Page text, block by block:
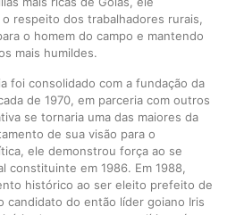
respeito dos trabalhadores rurais,
o homem do campo e mantendo
mais humildes.
foi consolidado com a fundação da
de 1970, em parceria com outros
se tornaria uma das maiores da
de sua visão para o
ele demonstrou força ao se
constituinte em 1986. Em 1988,
histórico ao ser eleito prefeito de
candidato do então líder goiano Iris